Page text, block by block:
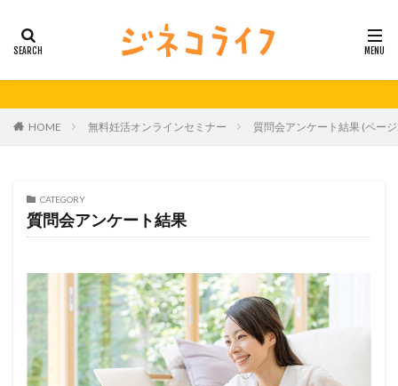
HOME 無料妊活オンラインセミナー 質問会アンケート結果 (ペー
CATEGORY
質問会アンケート結果
男性不妊